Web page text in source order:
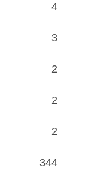
4
3
2
2
2
344